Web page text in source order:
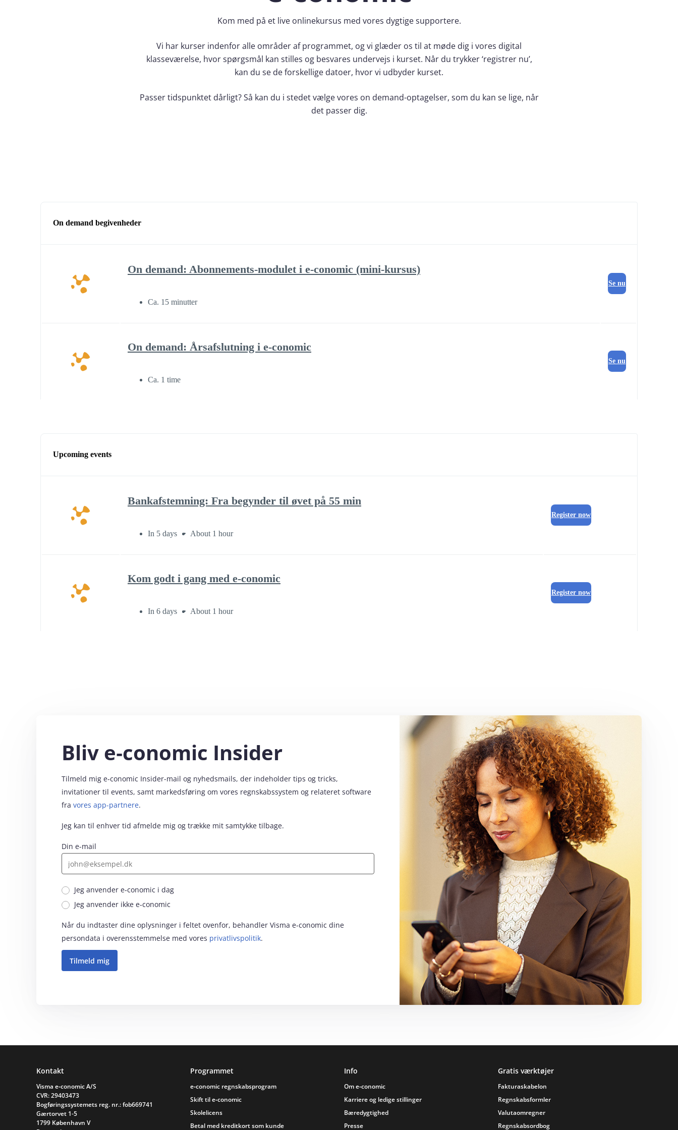
Kom med på et live onlinekursus med vores dygtige supportere.
Vi har kurser indenfor alle områder af programmet, og vi glæder os til at møde dig i vores digital
klasseværelse, hvor spørgsmål kan stilles og besvares undervejs i kurset. Når du trykker ‘registrer nu’,
kan du se de forskellige datoer, hvor vi udbyder kurset.
Passer tidspunktet dårligt? Så kan du i stedet vælge vores on demand-optagelser, som du kan se lige, når
det passer dig.
Bliv e‑conomic Insider
Tilmeld mig e‑conomic Insider-mail og nyhedsmails, der indeholder tips og tricks,
invitationer til events, samt markedsføring om vores regnskabssystem og relateret software
fra vores app-partnere.
Jeg kan til enhver tid afmelde mig og trække mit samtykke tilbage.
Din e-mail
Jeg anvender e‑conomic i dag
Jeg anvender ikke e‑conomic
Når du indtaster dine oplysninger i feltet ovenfor, behandler Visma e‑conomic dine
persondata i overensstemmelse med vores privatlivspolitik.
Sidefod
Kontakt
Visma e‑conomic A/S
CVR: 29403473
Bogføringssystemets reg. nr.: fob669741
Gærtorvet 1-5
1799 København V
Programmet
e‑conomic regnskabsprogram
Skift til e‑conomic
Skolelicens
Betal med kreditkort som kunde
Info
Om e‑conomic
Karriere og ledige stillinger
Bæredygtighed
Presse
Gratis værktøjer
Fakturaskabelon
Regnskabsformler
Valutaomregner
Regnskabsordbog